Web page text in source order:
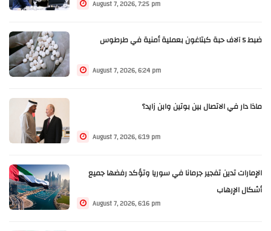
August 7, 2026, 7:25 pm
ضبط 5 آلاف حبة كبتاغون بعملية أمنية في طرطوس
August 7, 2026, 6:24 pm
ماذا دار في الاتصال بين بوتين وابن زايد؟
August 7, 2026, 6:19 pm
الإمارات تدين تفجير جرمانا في سوريا وتؤكد رفضها جميع
أشكال الإرهاب
August 7, 2026, 6:16 pm